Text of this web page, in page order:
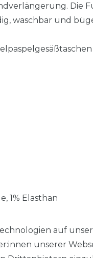
Die
waschbar und
1% Elasthan
auf
unserer